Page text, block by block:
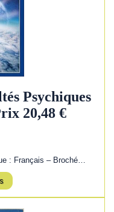
Psychiques
20,48 €
: Français – Broché…